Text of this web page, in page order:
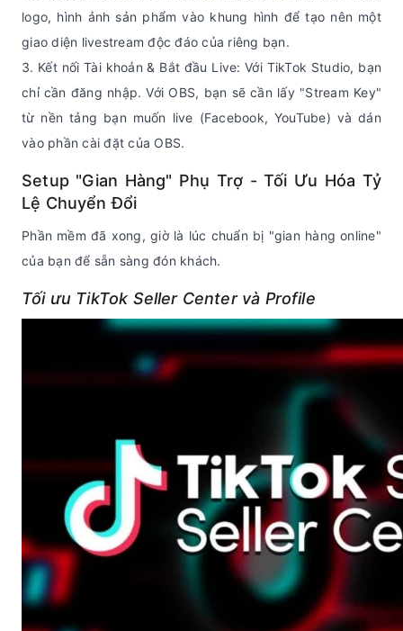
logo, hình ảnh sản phẩm vào khung hình để tạo nên một
giao diện livestream độc đáo của riêng bạn.
Kết nối Tài khoản & Bắt đầu Live: Với TikTok Studio, bạn
chỉ cần đăng nhập. Với OBS, bạn sẽ cần lấy "Stream Key"
từ nền tảng bạn muốn live (Facebook, YouTube) và dán
vào phần cài đặt của OBS.
Setup "Gian Hàng" Phụ Trợ - Tối Ưu Hóa Tỷ
Lệ Chuyển Đổi
Phần mềm đã xong, giờ là lúc chuẩn bị "gian hàng online"
của bạn để sẵn sàng đón khách.
Tối ưu TikTok Seller Center và Profile